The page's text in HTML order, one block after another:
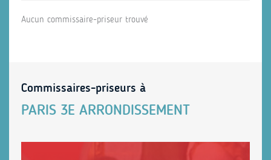
Aucun commissaire-priseur trouvé
Commissaires-priseurs à
PARIS 3E ARRONDISSEMENT